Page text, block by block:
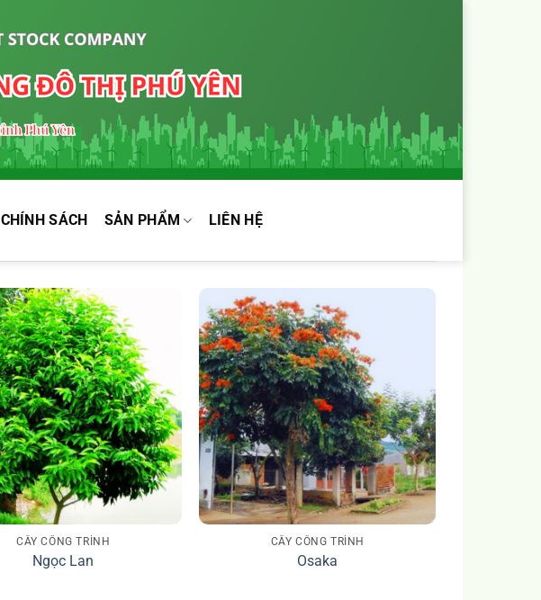
CHÍNH SÁCH SẢN PHẨM LIÊN HỆ
CÂY CÔNG TRÌNH
Ngọc Lan
CÂY CÔNG TRÌNH
Osaka